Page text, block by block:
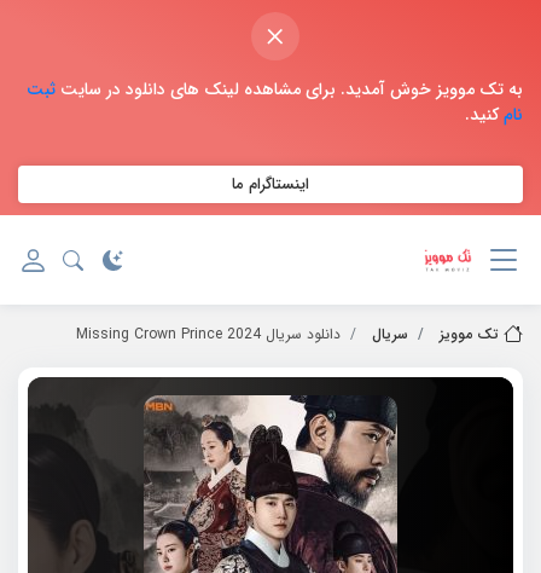
×
به تک موویز خوش آمدید. برای مشاهده لینک های دانلود در سایت ثبت
نامکنید.
اینستاگرام ما
تک موویز سریال دانلود سریال 2024 Missing Crown Prince